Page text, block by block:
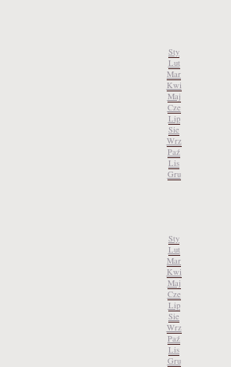
Sty
Lut
Mar
Kwi
Maj
Cze
Lip
Sie
Wrz
Paź
Lis
Gru
Sty
Lut
Mar
Kwi
Maj
Cze
Lip
Sie
Wrz
Paź
Lis
Gru